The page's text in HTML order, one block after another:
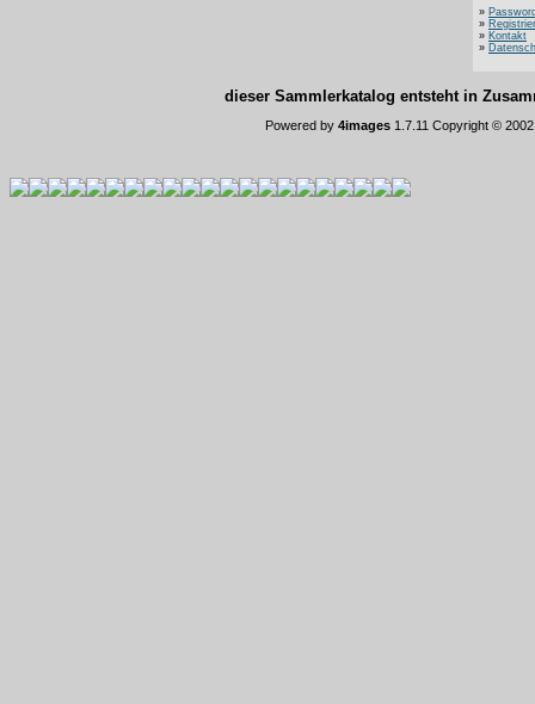
»
»
» Kontakt
»
dieser Sammlerkatalog entsteht in
Powered by 4images 1.7.11 Copyright ©